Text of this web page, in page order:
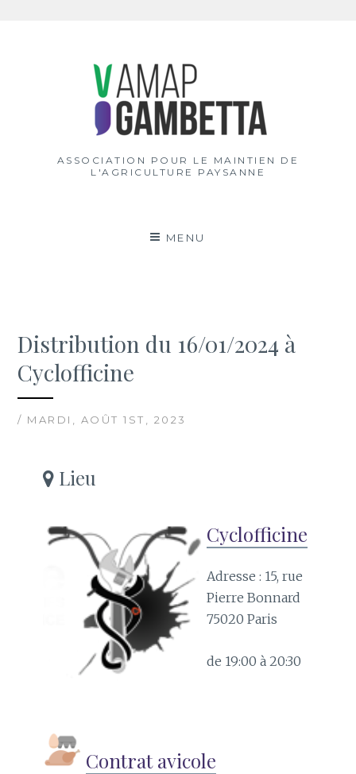
ASSOCIATION POUR LE MAINTIEN DE
L'AGRICULTURE PAYSANNE
MENU
Distribution du 16/01/2024 à
Cyclofficine
/ MARDI, AOÛT 1ST, 2023
Lieu
Cyclofficine
Adresse : 15, rue
Pierre Bonnard
75020 Paris
de 19:00 à 20:30
Contrat avicole